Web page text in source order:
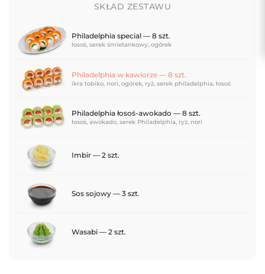
SKŁAD ZESTAWU
Philadelphia special — 8 szt.
łosoś, serek śmietankowy, ogórek
Philadelphia w kawiorze — 8 szt.
ikra tobiko, nori, ogórek, ryż, serek philadelphia, łosoś
Philadelphia łosoś-awokado — 8 szt.
łosoś, awokado, serek Philadelphia, ryż, nori
Imbir — 2 szt.
Sos sojowy — 3 szt.
Wasabi — 2 szt.